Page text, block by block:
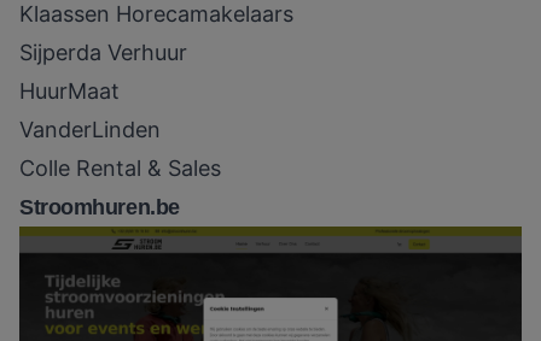
Klaassen Horecamakelaars
Sijperda Verhuur
HuurMaat
VanderLinden
Colle Rental & Sales
Stroomhuren.be